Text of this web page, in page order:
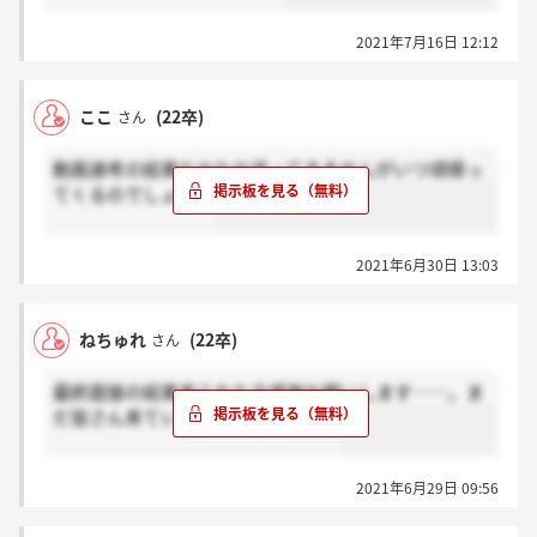
2021年7月16日 12:12
ここ さん (22卒)
動画選考の結果なかなか返ってきませんがいつ頃帰っ
てくるのでしょう？
2021年6月30日 13:03
ねちゅれ さん (22卒)
最終面接の結果来られた方感謝お願いします……。ま
だ皆さん来ていないのですかね。？
2021年6月29日 09:56